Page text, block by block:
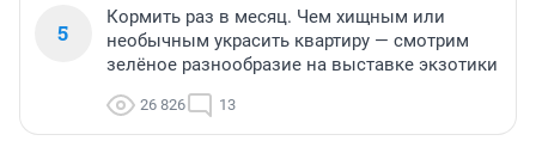
5
Кормить раз в месяц. Чем хищным или
необычным украсить квартиру — смотрим
зелёное разнообразие на выставке экзотики
26 826 13